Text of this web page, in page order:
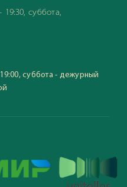
19:30, суббота,
суббота - дежурный